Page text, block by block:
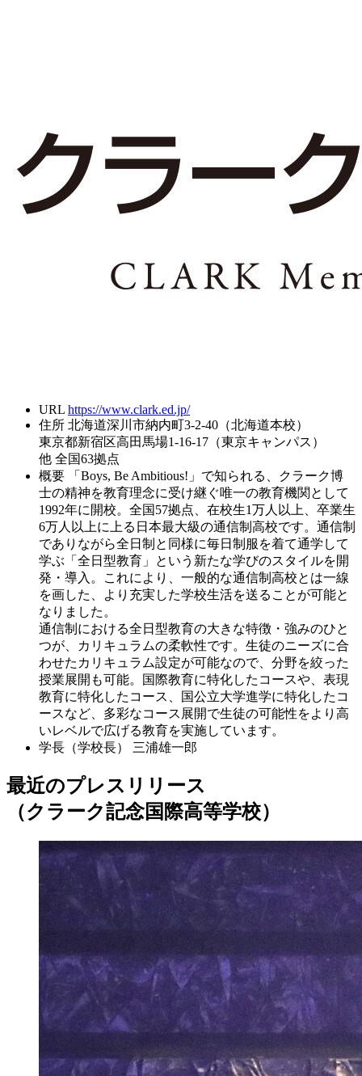
URL https://www.clark.ed.jp/
住所 北海道深川市納内町3-2-40（北海道本校）
東京都新宿区高田馬場1-16-17（東京キャンパス）
他 全国63拠点
概要
「Boys, Be Ambitious!」で知られる、クラーク博
士の精神を教育理念に受け継ぐ唯一の教育機関として
1992年に開校。全国57拠点、在校生1万人以上、卒業生
6万人以上に上る日本最大級の通信制高校です。通信制
でありながら全日制と同様に毎日制服を着て通学して
学ぶ「全日型教育」という新たな学びのスタイルを開
発・導入。これにより、一般的な通信制高校とは一線
を画した、より充実した学校生活を送ることが可能と
なりました。
通信制における全日型教育の大きな特徴・強みのひと
つが、カリキュラムの柔軟性です。生徒のニーズに合
わせたカリキュラム設定が可能なので、分野を絞った
授業展開も可能。国際教育に特化したコースや、表現
教育に特化したコース、国公立大学進学に特化したコ
ースなど、多彩なコース展開で生徒の可能性をより高
いレベルで広げる教育を実施しています。
学長（学校長）
三浦雄一郎
最近のプレスリリース
（クラーク記念国際高等学校）